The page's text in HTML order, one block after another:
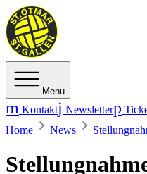
Menu
Kontakt Newsletter
Home
News